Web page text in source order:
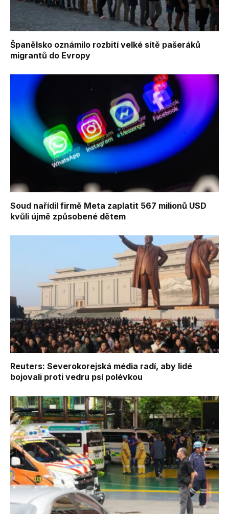
Španělsko oznámilo rozbití velké sítě pašeráků
migrantů do Evropy
Soud nařídil firmě Meta zaplatit 567 milionů USD
kvůli újmě způsobené dětem
Reuters: Severokorejská média radí, aby lidé
bojovali proti vedru psí polévkou